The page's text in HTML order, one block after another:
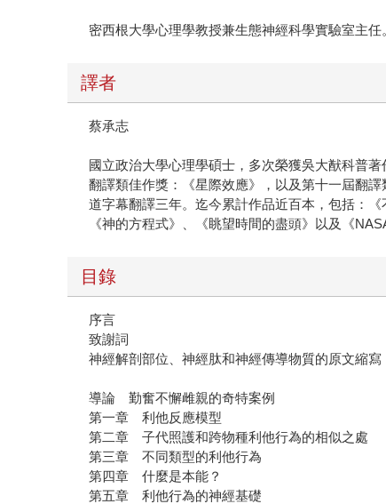
密西根大學心理學教授兼生態神經科學實驗室主
譯者
蔡承志
國立政治大學心理學碩士，多次榮獲吳大猷科普
翻譯類佳作獎：《星際效應》，以及第十一屆翻
道字幕翻譯三年。迄今累計作品近百本，包括：
《神的方程式》、《眺望時間的盡頭》以及《
目錄
序言
致謝詞
神經解剖部位、神經肽和神經傳導物質的原文縮寫
導論 勤奮不懈雌親的奇特案例
第一章 利他反應模型
第二章 子代照護和跨物種利他行為的相似之處
第三章 不同類型的利他行為
第四章 什麼是本能？
第五章 利他行為的神經基礎